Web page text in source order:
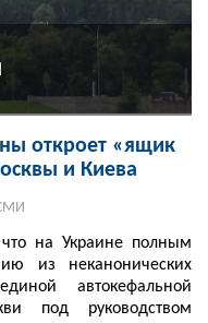
откроет «ящик
и Киева
на Украине полным
из неканонических
автокефальной
под руководством